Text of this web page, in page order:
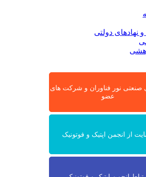
دولتی
نور فناوران و شرکت های
عضو
از انجمن اپتیک و فوتونیک